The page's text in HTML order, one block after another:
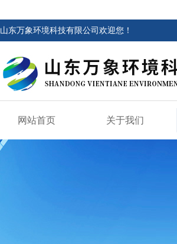
山东万象环境科技有限公司欢迎您！
网站首页 关于我们